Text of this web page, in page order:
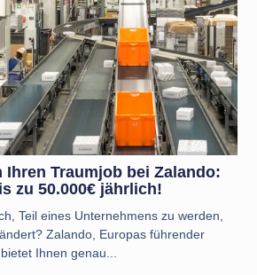
Ihren Traumjob bei Zalando:
zu 50.000€ jährlich!
Teil eines Unternehmens zu werden,
Zalando, Europas führender
Ihnen genau